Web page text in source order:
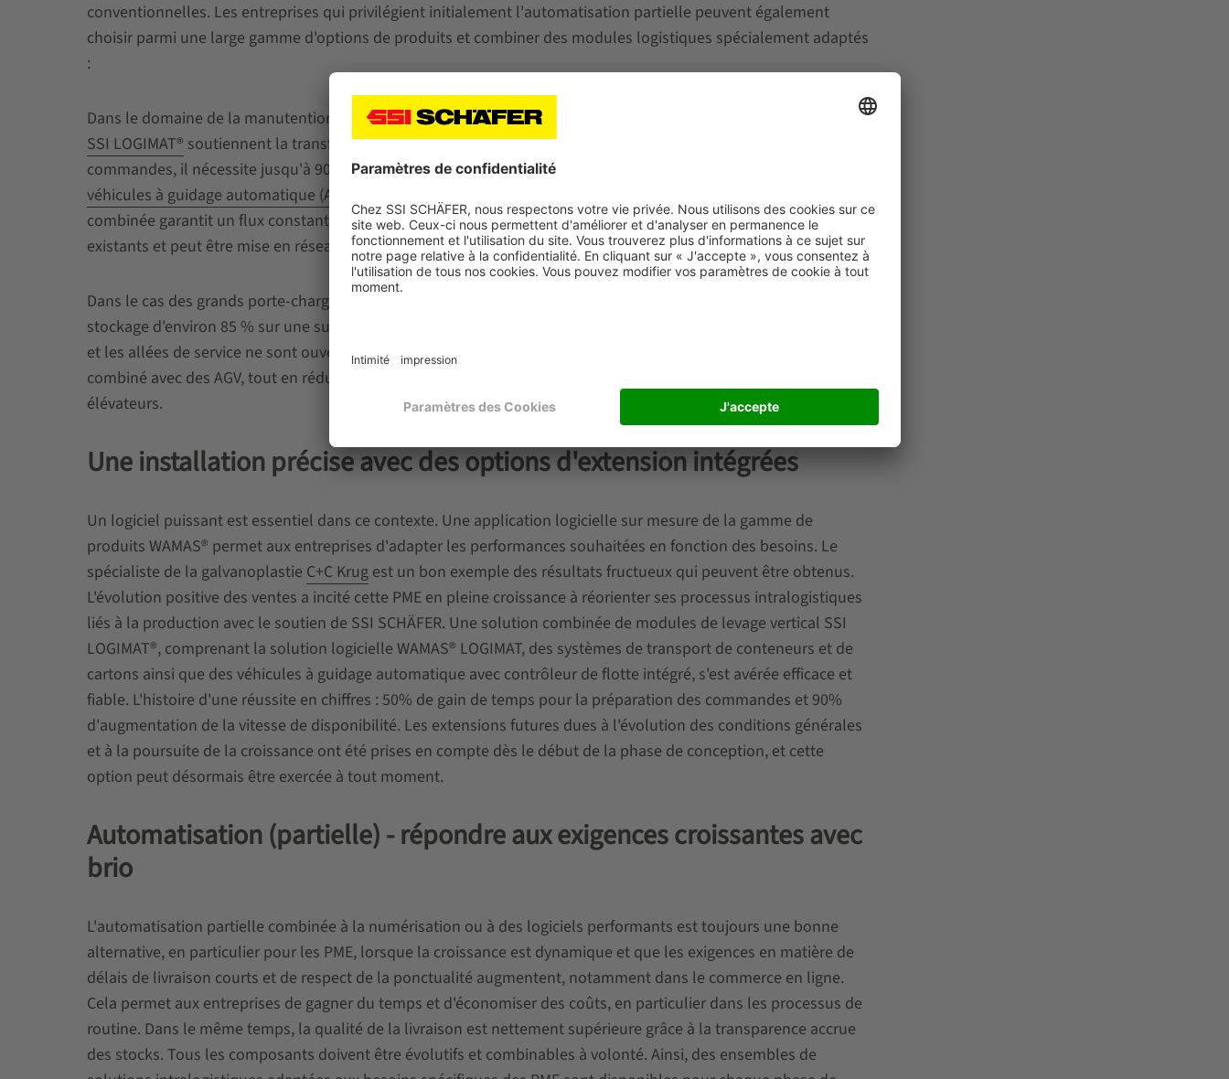
conventionnelles. Les entreprises qui privilégient initialement l'automatisation partielle peuvent également
choisir parmi une large gamme d'options de produits et combiner des modules logistiques spécialement adaptés
:
Dans le domaine de la manutention des petites pièces, par exemple, les modules à élévation verticale tels que le
SSI LOGIMAT® soutiennent la transformation. En tant que machine compacte de stockage et de préparation de
commandes, il nécessite jusqu'à 90 % d'espace d'entrepôt en moins que les solutions statiques. En outre, des
véhicules à guidage automatique (AGV)
combinée garantit un flux constant de matériaux, peut être intégrée de manière transparente dans les processus
existants et peut être mise en réseau avec d'autres modules tels que les rayonnages statiques.
Dans le cas des grands porte-charges, les
stockage d'environ 85 % sur une surface au sol inchangée, car il n'y a pas d'allées entre les lignes de rayonnages
et les allées de service ne sont ouvertes qu'en cas de besoin. Ce module peut également être parfaitement
combiné avec des AGV, tout en réduisant la dépendance à l'égard de la disponibilité du personnel et des chariots
élévateurs.
Une installation précise avec des options d'extension intégrées
Un logiciel puissant est essentiel dans ce contexte. Une application logicielle sur mesure de la gamme de
produits WAMAS® permet aux entreprises d'adapter les performances souhaitées en fonction des besoins. Le
spécialiste de la galvanoplastie C+C Krugest un bon exemple des résultats fructueux qui peuvent être obtenus.
L'évolution positive des ventes a incité cette PME en pleine croissance à réorienter ses processus intralogistiques
liés à la production avec le soutien de SSI SCHÄFER. Une solution combinée de modules de levage vertical SSI
LOGIMAT®, comprenant la solution logicielle WAMAS® LOGIMAT, des systèmes de transport de conteneurs et de
cartons ainsi que des véhicules à guidage automatique avec contrôleur de flotte intégré, s'est avérée efficace et
fiable. L'histoire d'une réussite en chiffres : 50% de gain de temps pour la préparation des commandes et 90%
d'augmentation de la vitesse de disponibilité. Les extensions futures dues à l'évolution des conditions générales
et à la poursuite de la croissance ont été prises en compte dès le début de la phase de conception, et cette
option peut désormais être exercée à tout moment.
Automatisation (partielle) - répondre aux exigences croissantes avec
brio
L'automatisation partielle combinée à la numérisation ou à des logiciels performants est toujours une bonne
alternative, en particulier pour les PME, lorsque la croissance est dynamique et que les exigences en matière de
délais de livraison courts et de respect de la ponctualité augmentent, notamment dans le commerce en ligne.
Cela permet aux entreprises de gagner du temps et d'économiser des coûts, en particulier dans les processus de
routine. Dans le même temps, la qualité de la livraison est nettement supérieure grâce à la transparence accrue
des stocks. Tous les composants doivent être évolutifs et combinables à volonté. Ainsi, des ensembles de